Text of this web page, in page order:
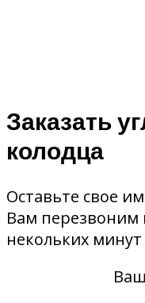
Заказать
колодца
Оставьте свое
Вам перезвоним
некольких минут